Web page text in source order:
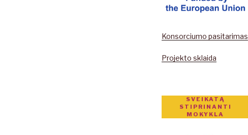
Konsorciumo pasitarimas
Projekto sklaida
SVEIKATĄ
STIPRINANTI
MOKYKLA